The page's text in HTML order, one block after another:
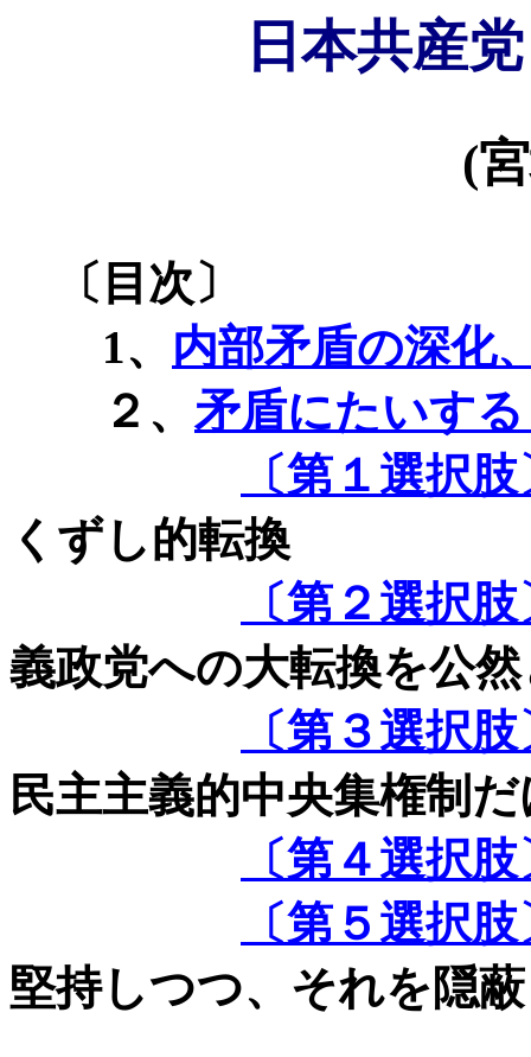
日本共産
(
〔目次〕
1、 内部矛盾の深化
２、 矛盾にたいす
〔第１選択
くずし的転換
〔第２選択
義政党への大転換を公
〔第３選択
民主主義的中央集権制
〔第４選択
〔第５選択
堅持しつつ、それを隠